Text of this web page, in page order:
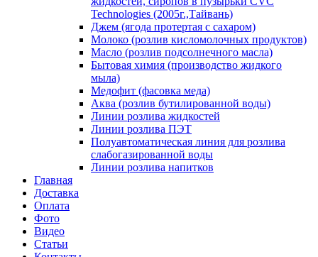
Technologies (2005г.,Тайвань)
Джем (ягода протертая с сахаром)
Молоко (розлив кисломолочных продуктов)
Масло (розлив подсолнечного масла)
Бытовая химия (производство жидкого
мыла)
Медофит (фасовка меда)
Аква (розлив бутилированной воды)
Линии розлива жидкостей
Линии розлива ПЭТ
Полуавтоматическая линия для розлива
слабогазированной воды
Линии розлива напитков
Главная
Доставка
Оплата
Фото
Видео
Статьи